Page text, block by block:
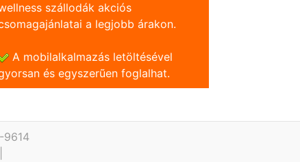
szállodák akciós
a legjobb árakon.
A mobilalkalmazás letöltésével
és egyszerũen foglalhat.